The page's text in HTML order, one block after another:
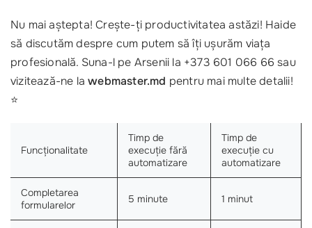
Nu mai aștepta! Crește-ți productivitatea astăzi! Haide
să discutăm despre cum putem să îți ușurăm viața
profesională. Suna-l pe Arsenii la +373 601 066 66 sau
vizitează-ne lawebmaster.md pentru mai multe detalii!
⭐
Funcționalitate
Timp de
execuție fără
automatizare
Timp de
execuție cu
automatizare
Completarea
formularelor
5 minute 1 minut